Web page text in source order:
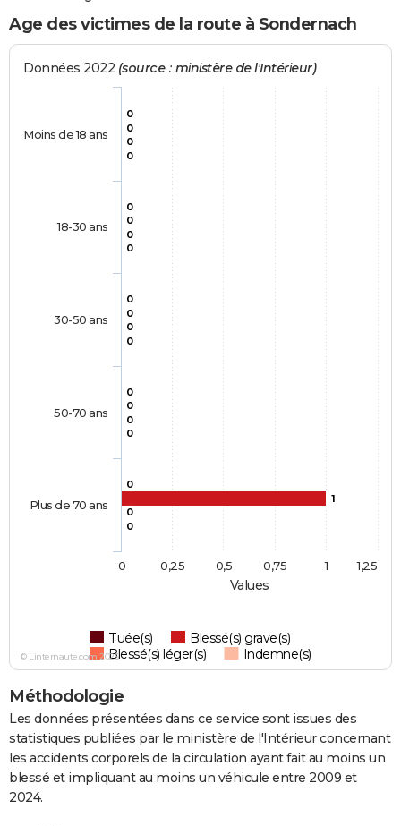
Age des victimes de la route à Sondernach
Values
Données 2022 (source : ministère de l'Intérieur)
0
0
0
0
0
0
0
0
0
1
0
0
0
0
0
0
0
0
0
0
Tuée(s)
Blessé(s) grave(s)
Blessé(s) léger(s)
Indemne(s)
Moins de 18 ans
18-30 ans
30-50 ans
50-70 ans
Plus de 70 ans
0 1
0,25 0,5 0,75 1,25
© Linternaute.com 2026
Méthodologie
Les données présentées dans ce service sont issues des
statistiques publiées par le ministère de l'Intérieur concernant
les accidents corporels de la circulation ayant fait au moins un
blessé et impliquant au moins un véhicule entre 2009 et
2024.